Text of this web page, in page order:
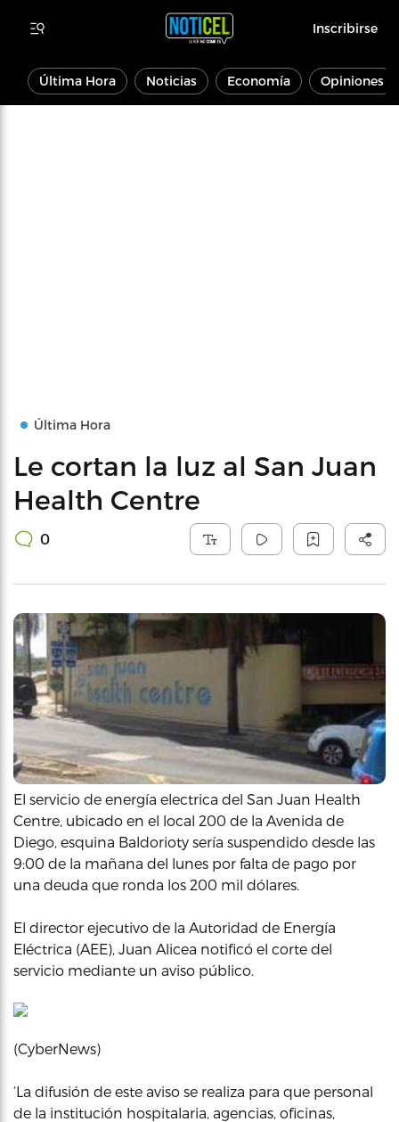
Inscribirse
Última Hora Noticias Economía Opiniones
Última Hora
Le cortan la luz al San Juan
Health Centre
0
El servicio de energía electrica del San Juan Health
Centre, ubicado en el local 200 de la Avenida de
Diego, esquina Baldorioty sería suspendido desde las
9:00 de la mañana del lunes por falta de pago por
una deuda que ronda los 200 mil dólares.
El director ejecutivo de la Autoridad de Energía
Eléctrica (AEE), Juan Alicea notificó el corte del
servicio mediante un aviso público.
(CyberNews)
‘La difusión de este aviso se realiza para que personal
de la institución hospitalaria, agencias, oficinas,